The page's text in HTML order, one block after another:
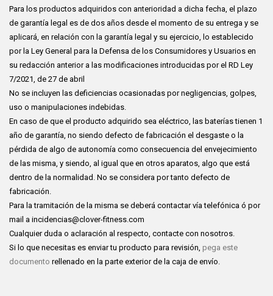
Para los productos adquiridos con anterioridad a dicha fecha, el plazo
de garantía legal es de dos años desde el momento de su entrega y se
aplicará, en relación con la garantía legal y su ejercicio, lo establecido
por la Ley General para la Defensa de los Consumidores y Usuarios en
su redacción anterior a las modificaciones introducidas por el RD Ley
7/2021, de 27 de abril
No se incluyen las deficiencias ocasionadas por negligencias, golpes,
uso o manipulaciones indebidas.
En caso de que el producto adquirido sea eléctrico, las baterías tienen 1
año de garantía, no siendo defecto de fabricación el desgaste o la
pérdida de algo de autonomía como consecuencia del envejecimiento
de las misma, y siendo, al igual que en otros aparatos, algo que está
dentro de la normalidad. No se considera por tanto defecto de
fabricación.
Para la tramitación de la misma se deberá contactar vía telefónica ó por
mail a incidencias@clover-fitness.com
Cualquier duda o aclaración al respecto, contacte con nosotros.
Si lo que necesitas es enviar tu producto para revisión, pega este
documento rellenado en la parte exterior de la caja de envío.